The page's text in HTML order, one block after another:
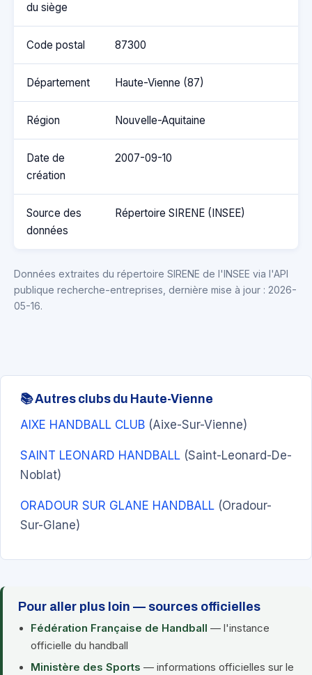
du siège
Code postal 87300
Département Haute-Vienne (87)
Région Nouvelle-Aquitaine
Date de
création
2007-09-10
Source des
données
Répertoire SIRENE (INSEE)
Données extraites du répertoire SIRENE de l'INSEE via l'API
publique recherche-entreprises, dernière mise à jour : 2026-
05-16.
📚 Autres clubs du Haute-Vienne
AIXE HANDBALL CLUB (Aixe-Sur-Vienne)
SAINT LEONARD HANDBALL (Saint-Leonard-De-
Noblat)
ORADOUR SUR GLANE HANDBALL (Oradour-
Sur-Glane)
Pour aller plus loin — sources officielles
Fédération Française de Handball — l'instance
officielle du handball
Ministère des Sports — informations officielles sur le